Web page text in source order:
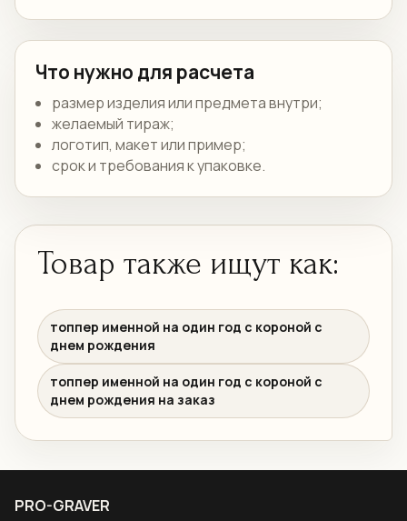
Что нужно для расчета
размер изделия или предмета внутри;
желаемый тираж;
логотип, макет или пример;
срок и требования к упаковке.
Товар также ищут как:
топпер именной на один год с короной с
днем рождения
топпер именной на один год с короной с
днем рождения на заказ
PRO-GRAVER